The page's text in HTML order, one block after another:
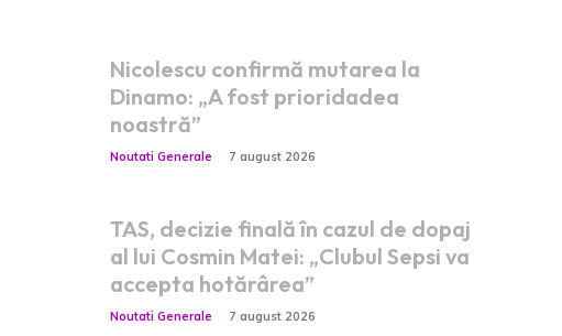
Nicolescu confirmă mutarea la
Dinamo: „A fost prioridadea
noastră”
Noutati Generale 7 august 2026
TAS, decizie finală în cazul de dopaj
al lui Cosmin Matei: „Clubul Sepsi va
accepta hotărârea”
Noutati Generale 7 august 2026